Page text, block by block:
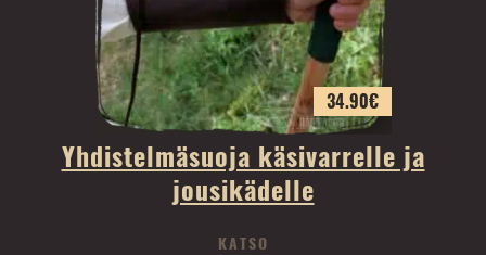
34.90€
Yhdistelmäsuoja käsivarrelle ja
jousikädelle
KATSO